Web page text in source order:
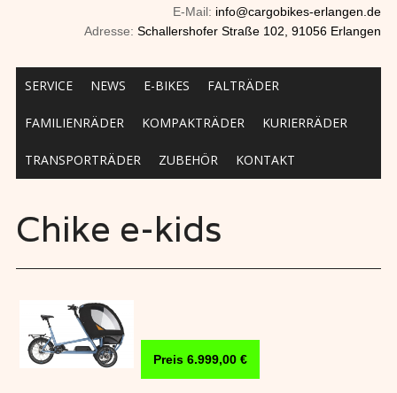
E-Mail: info@cargobikes-erlangen.de
Adresse:Schallershofer Straße 102, 91056 Erlangen
Main menu
SERVICE NEWS E-BIKES FALTRÄDER
FAMILIENRÄDER KOMPAKTRÄDER KURIERRÄDER
TRANSPORTRÄDER ZUBEHÖR KONTAKT
Chike e-kids
Preis 6.999,00 €